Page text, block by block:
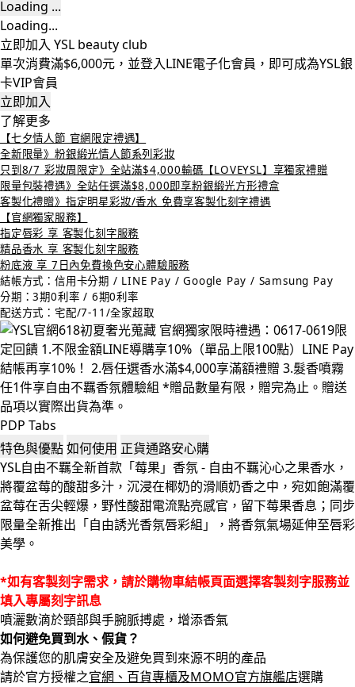
Loading ...
Loading...
立即加入 YSL beauty club
單次消費滿$6,000元，並登入LINE電子化會員，即可成為YSL銀
卡VIP會員
立即加入
了解更多
【七夕情人節 官網限定禮遇】
全新限量》粉銀緞光情人節系列彩妝
只到8/7 彩妝周限定》全站滿$4,000輸碼【LOVEYSL】享獨家禮贈
限量包裝禮遇》全站任選滿$8,000即享粉銀緞光方形禮盒
客製化禮贈》指定明星彩妝/香水 免費享客製化刻字禮遇
【官網獨家服務】
指定唇彩 享 客製化刻字服務
精品香水 享 客製化刻字服務
粉底液 享 7日內免費換色安心體驗服務
結帳方式：信用卡分期 / LINE Pay / Google Pay / Samsung Pay
分期：3期0利率 / 6期0利率
配送方式：宅配/7-11/全家超取
PDP Tabs
特色與優點如何使用 正貨通路安心購
YSL自由不羈全新首款「莓果」香氛 - 自由不羈沁心之果香水，
將覆盆莓的酸甜多汁，沉浸在椰奶的滑順奶香之中，宛如飽滿覆
盆莓在舌尖輕爆，野性酸甜電流點亮感官，留下莓果香息；同步
限量全新推出「自由誘光香氛唇彩組」，將香氛氣場延伸至唇彩
美學。
*如有客製刻字需求，請於購物車結帳頁面選擇客製刻字服務並
填入專屬刻字訊息
噴灑數滴於頸部與手腕脈搏處，增添香氣
如何避免買到水、假貨？
為保護您的肌膚安全及避免買到來源不明的產品
請於官方授權之官網、百貨專櫃及MOMO官方旗艦店選購